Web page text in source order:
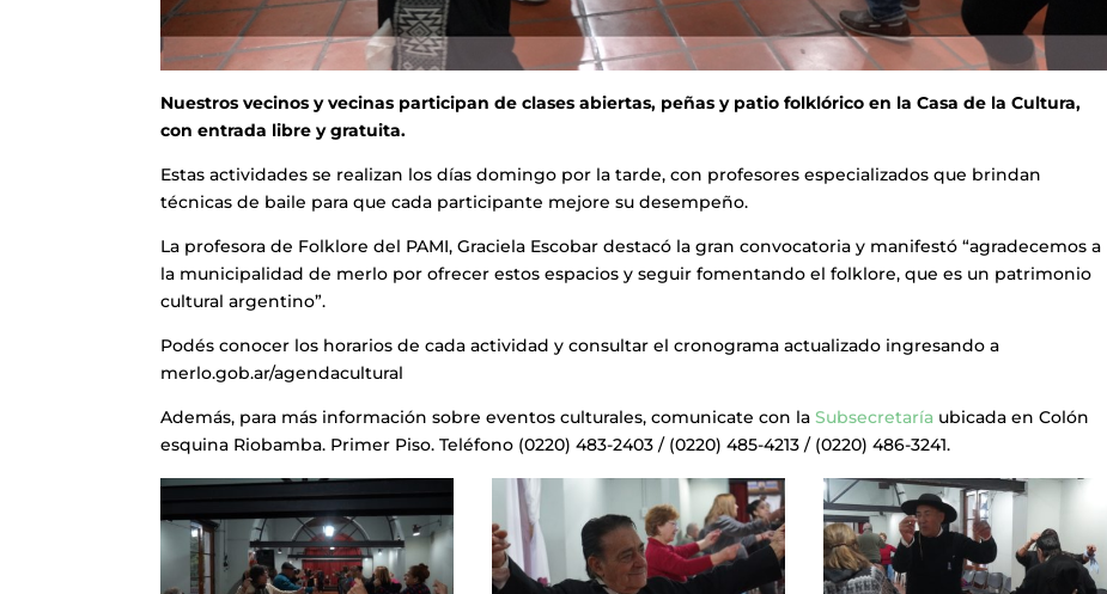
Nuestros vecinos y vecinas participan de clases abiertas, peñas y patio folklórico en la Casa de la Cultura,
con entrada libre y gratuita.
Estas actividades se realizan los días domingo por la tarde, con profesores especializados que brindan
técnicas de baile para que cada participante mejore su desempeño.
La profesora de Folklore del PAMI, Graciela Escobar destacó la gran convocatoria y manifestó “agradecemos a
la municipalidad de merlo por ofrecer estos espacios y seguir fomentando el folklore, que es un patrimonio
cultural argentino”.
Podés conocer los horarios de cada actividad y consultar el cronograma actualizado ingresando a
merlo.gob.ar/agendacultural
Además, para más información sobre eventos culturales, comunicate con laSubsecretaría ubicada en Colón
esquina Riobamba. Primer Piso. Teléfono (0220) 483-2403 / (0220) 485-4213 / (0220) 486-3241.